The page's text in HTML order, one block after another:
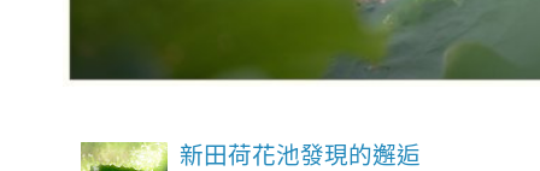
新田荷花池發現的邂逅